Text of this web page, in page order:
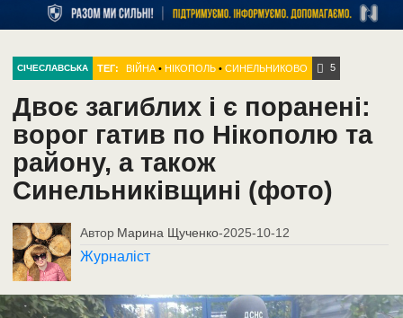
СІЧЕСЛАВСЬКА ТЕГ: ВІЙНА •НІКОПОЛЬ •СИНЕЛЬНИКОВО 5
Двоє загиблих і є поранені:
ворог гатив по Нікополю та
району, а також
Синельниківщині (фото)
Автор Марина Щученко-2025-10-12
Журналіст